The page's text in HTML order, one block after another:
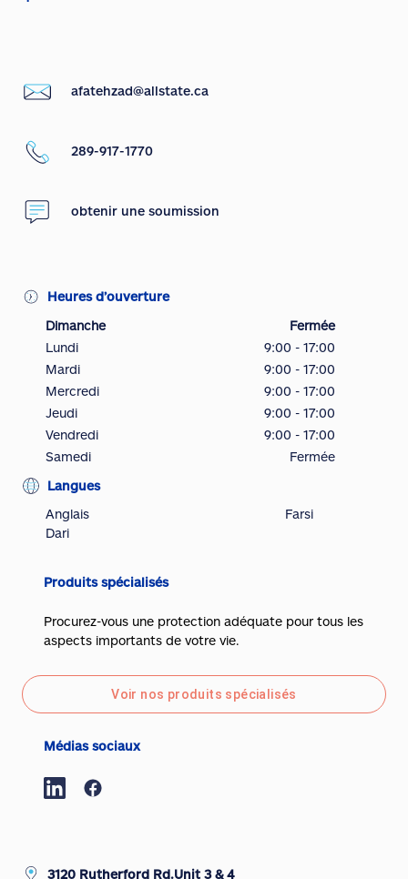
afatehzad@allstate.ca
289-917-1770
obtenir une soumission
Heures d’ouverture
Dimanche
Fermée
Lundi
9:00 - 17:00
Mardi
9:00 - 17:00
Mercredi
9:00 - 17:00
Jeudi
9:00 - 17:00
Vendredi
9:00 - 17:00
Samedi
Fermée
Langues
Anglais
Dari
Farsi
Produits spécialisés
Procurez-vous une protection adéquate pour tous les
aspects importants de votre vie.
Voir nos produits spécialisés
Médias sociaux
3120 Rutherford Rd.Unit 3 & 4